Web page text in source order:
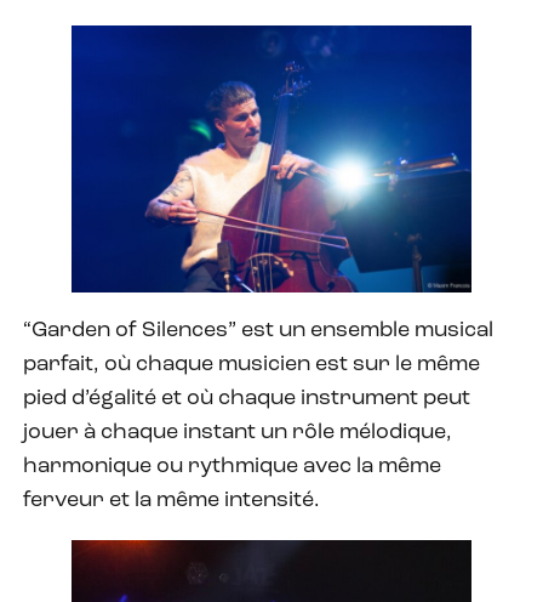
“Garden of Silences” est un ensemble musical
parfait, où chaque musicien est sur le même
pied d’égalité et où chaque instrument peut
jouer à chaque instant un rôle mélodique,
harmonique ou rythmique avec la même
ferveur et la même intensité.